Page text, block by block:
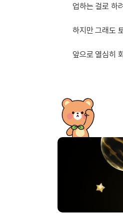
업하는 걸로 하
하지만 그래도
앞으로 열심히